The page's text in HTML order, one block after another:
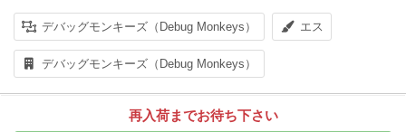
デバッグモンキーズ（Debug Monkeys） エス
デバッグモンキーズ（Debug Monkeys）
再入荷までお待ち下さい